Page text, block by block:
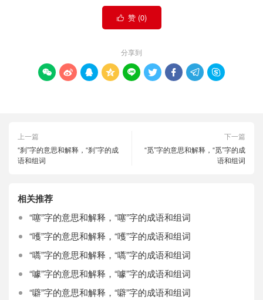
 赞 (0)
分享到
        
上一篇
“刹”字的意思和解释，“刹”字的成
语和组词
下一篇
“觅”字的意思和解释，“觅”字的成
语和组词
相关推荐
“噻”字的意思和解释，“噻”字的成语和组词
“嚄”字的意思和解释，“嚄”字的成语和组词
“嚆”字的意思和解释，“嚆”字的成语和组词
“噱”字的意思和解释，“噱”字的成语和组词
“噼”字的意思和解释，“噼”字的成语和组词